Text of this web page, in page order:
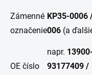
Zámenné
označenie
KP35-0006
006 (a
OE číslo
napr.
93177409 /